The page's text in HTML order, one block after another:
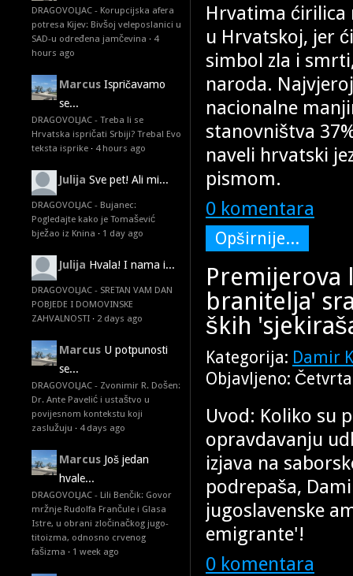
DRAGOVOLJAC - Korupcijska afera
potresa Kijev: Bivšoj veleposlanici u
SAD-u određena jamčevina · 4
hours ago
Marcus Ispričavamo
se...
DRAGOVOLJAC - Treba li se
Hrvatska ispričati Srbiji? Treba! Evo
teksta isprike · 4 hours ago
Julija Sve pet! Ali mi...
DRAGOVOLJAC - Bujanec:
Pogledajte kako je Tomašević
bježao iz Knina · 1 day ago
Julija Hvala! I nama i...
DRAGOVOLJAC - SRETAN VAM DAN
POBJEDE I DOMOVINSKE
ZAHVALNOSTI · 2 days ago
Marcus U potpunosti
se...
DRAGOVOLJAC - Zvonimir R. Došen:
Dr. Ante Pavelić i ustaštvo u
povijesnom kontekstu koji
zaslužuju · 4 days ago
Marcus Još jedan
hvale...
DRAGOVOLJAC - Lili Benčik: Govor
mržnje Rudolfa Frančule i Glasa
Istre, u obrani zločinačkog jugo-
titoizma, odnosno crvenog
fašizma · 1 week ago
Hrvatima ćirilica
u Hrvatskoj, jer
simbol zla i
naroda.
nacionalne
stanovništva
naveli hrvatski
pismom.
0 komentara
Opširnije...
Premijerova
branitelja'
ških
Kategorija: Damir
Objavljeno:
Uvod: Koliko su
opravdavanju
izjava na
podrepaša,
jugoslavenske
emigrante'!
0 komentara